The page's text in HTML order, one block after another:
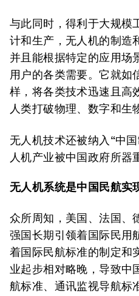
与此同时，得利于大规模
计和生产，无人机的制造
并且能根据特定的应用场
用户的各类需要。它就如
样，将各类技术迅速且高
人类打破物理、数字和生
无人机技术还被纳入“中
人机产业被中国政府所器
无人机系统是中国民航实
众所周知，美国、法国、
强国长期引领着国际民用
着国际民航标准的制定和
业起步相对略晚，导致中
航标准、通讯监视导航标